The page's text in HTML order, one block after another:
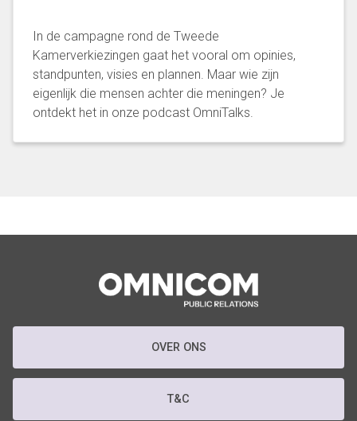
In de campagne rond de Tweede
Kamerverkiezingen gaat het vooral om opinies,
standpunten, visies en plannen. Maar wie zijn
eigenlijk die mensen achter die meningen? Je
ontdekt het in onze podcast OmniTalks.
OVER ONS
T&C